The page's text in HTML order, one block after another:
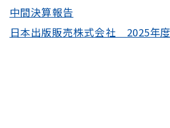
中間決算報告
日本出版販売株式会社 2025年